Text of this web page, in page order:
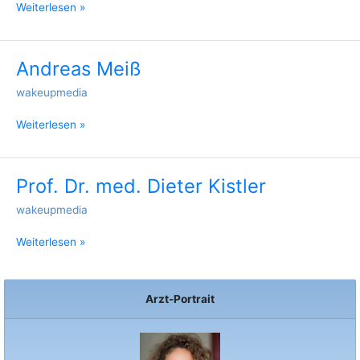
Arzt-Portrait
Weiterlesen »
Andreas Meiß
wakeupmedia
Andreas
Weiterlesen »
Prof. Dr. med. Dieter Kistler
wakeupmedia
Prof.
med.
Kistler
Weiterlesen »